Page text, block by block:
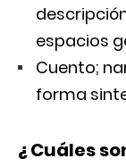
espacios
Cuento;
forma
¿ Cuáles